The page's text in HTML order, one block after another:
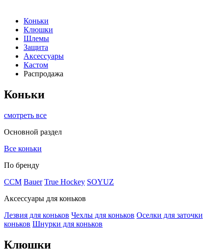
Коньки
Клюшки
Шлемы
Защита
Аксессуары
Кастом
Распродажа
Коньки
смотреть все
Основной раздел
Все коньки
По бренду
ССМ Bauer True Hockey SOYUZ
Аксессуары для коньков
Лезвия для коньков Чехлы для коньков Оселки для заточки
коньков Шнурки для коньков
Клюшки